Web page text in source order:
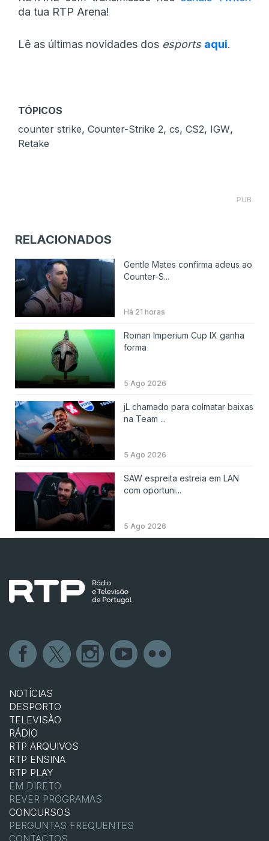
da tua RTP Arena!
Lê as últimas novidades dos esports aqui.
TÓPICOS
counter strike, Counter-Strike 2, cs, CS2, IGW,
Retake
PUB
RELACIONADOS
Gentle Mates confirma adeus ao
Counter-S...
Há 21 horas
Roman Imperium Cup IX ganha
forma
5 Ago 2026
jL chamado para colmatar baixas
na Team ...
5 Ago 2026
SAW espreita estreia em LAN
com oportuni...
5 Ago 2026
NOTÍCIAS
DESPORTO
TELEVISÃO
RÁDIO
RTP ARQUIVOS
RTP ENSINA
RTP PLAY
EM DIRETO
REVER PROGRAMAS
CONCURSOS
PERGUNTAS FREQUENTES
CONTACTOS